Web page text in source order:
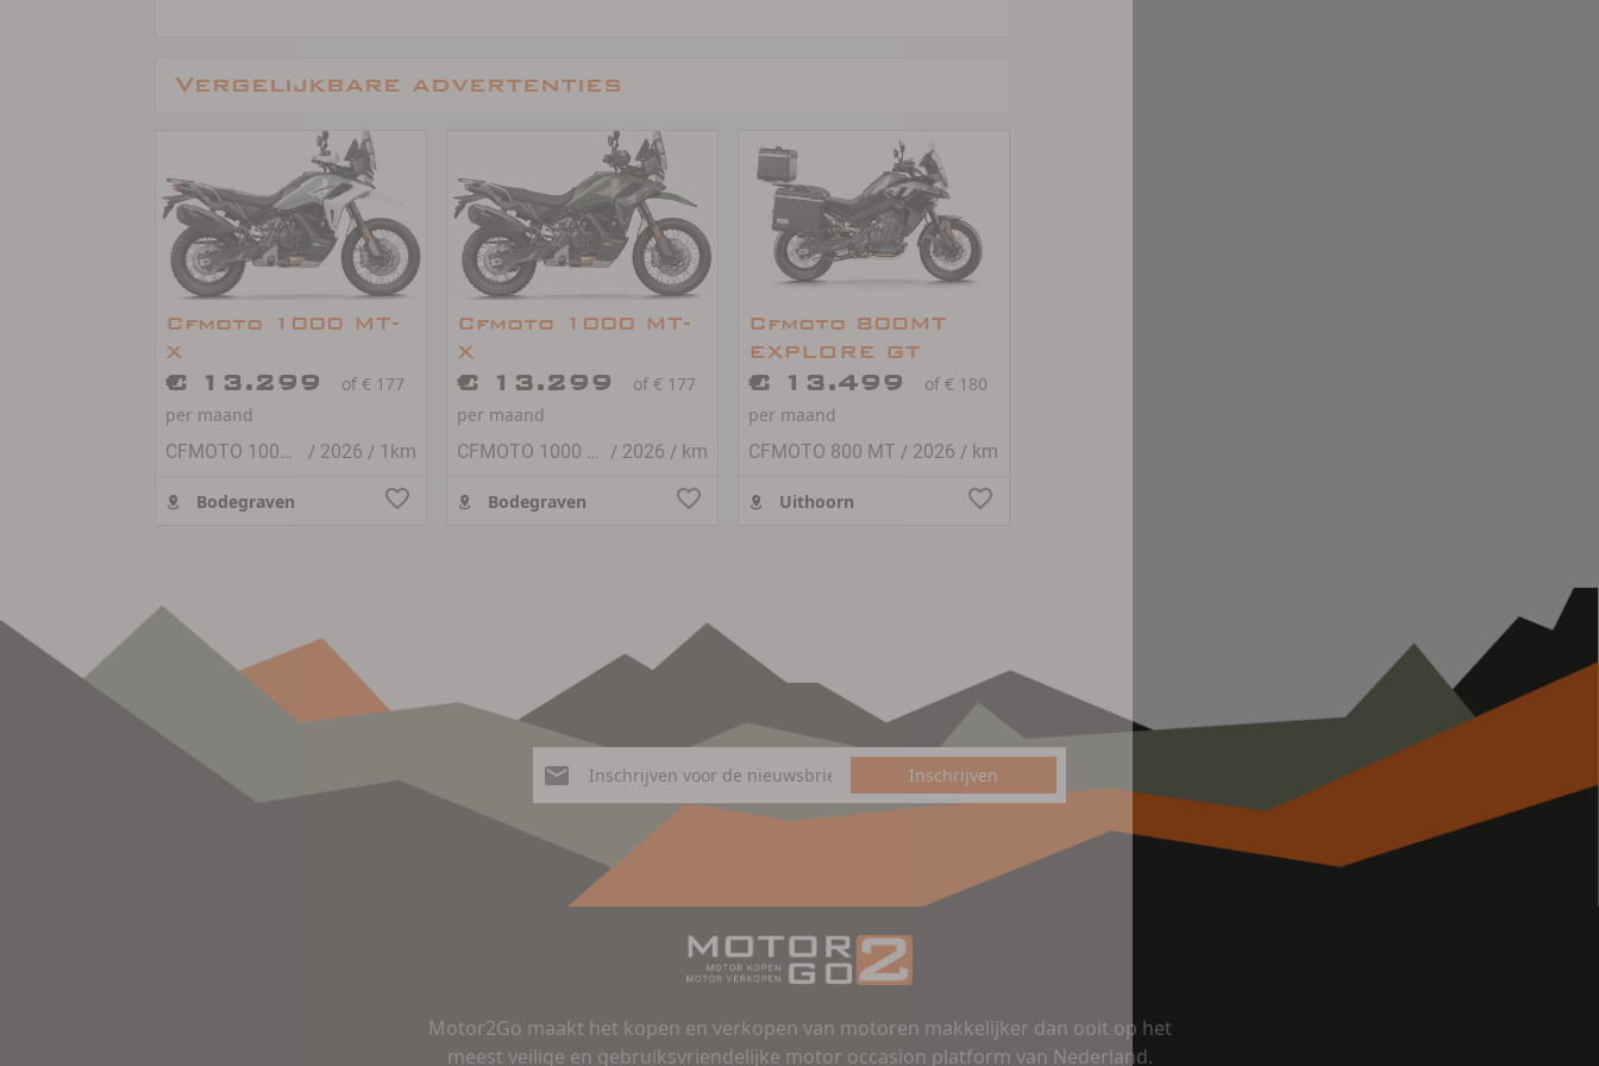
Vergelijkbare advertenties
Cfmoto 1000 MT-
X
€ 13.299
of € 177
per maand
CFMOTO 1000 MT-X
/ 2026 / 1km
Bodegraven
Cfmoto 1000 MT-
X
€ 13.299
of € 177
per maand
CFMOTO 1000 MT-X / 2026 / km
Bodegraven
Cfmoto 800MT
EXPLORE GT
€ 13.499
of € 180
per maand
CFMOTO 800 MT / 2026 / km
Uithoorn
Inschrijven
Motor2Go maakt het kopen en verkopen van motoren makkelijker dan ooit op het
meest veilige en gebruiksvriendelijke motor occasion platform van Nederland.